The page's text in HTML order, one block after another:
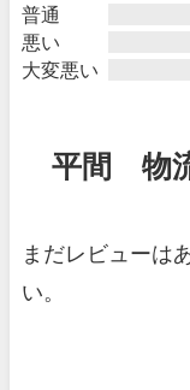
普通
悪い
大変悪い
平間 物
まだレビューは
い。